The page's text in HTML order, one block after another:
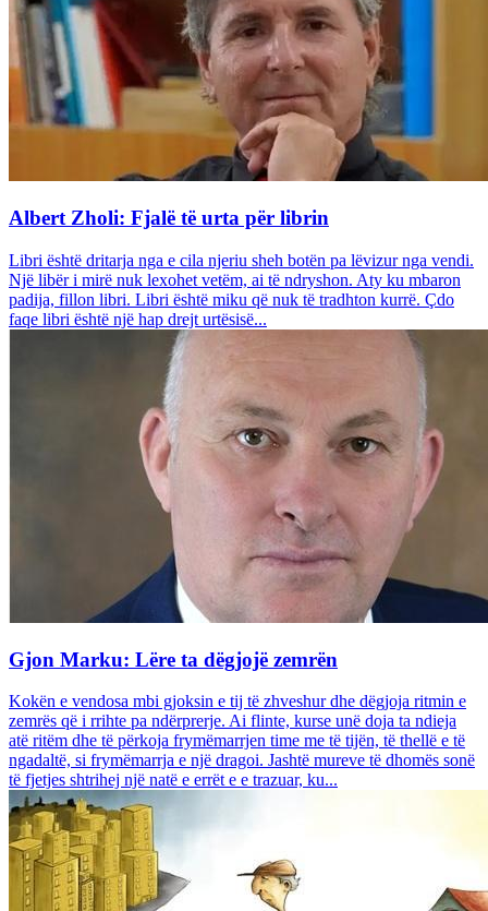
Albert Zholi: Fjalë të urta për librin
Libri është dritarja nga e cila njeriu sheh botën pa lëvizur nga vendi.
Një libër i mirë nuk lexohet vetëm, ai të ndryshon. Aty ku mbaron
padija, fillon libri. Libri është miku që nuk të tradhton kurrë. Çdo
faqe libri është një hap drejt urtësisë...
Gjon Marku: Lëre ta dëgjojë zemrën
Kokën e vendosa mbi gjoksin e tij të zhveshur dhe dëgjoja ritmin e
zemrës që i rrihte pa ndërprerje. Ai flinte, kurse unë doja ta ndieja
atë ritëm dhe të përkoja frymëmarrjen time me të tijën, të thellë e të
ngadaltë, si frymëmarrja e një dragoi. Jashtë mureve të dhomës sonë
të fjetjes shtrihej një natë e errët e e trazuar, ku...